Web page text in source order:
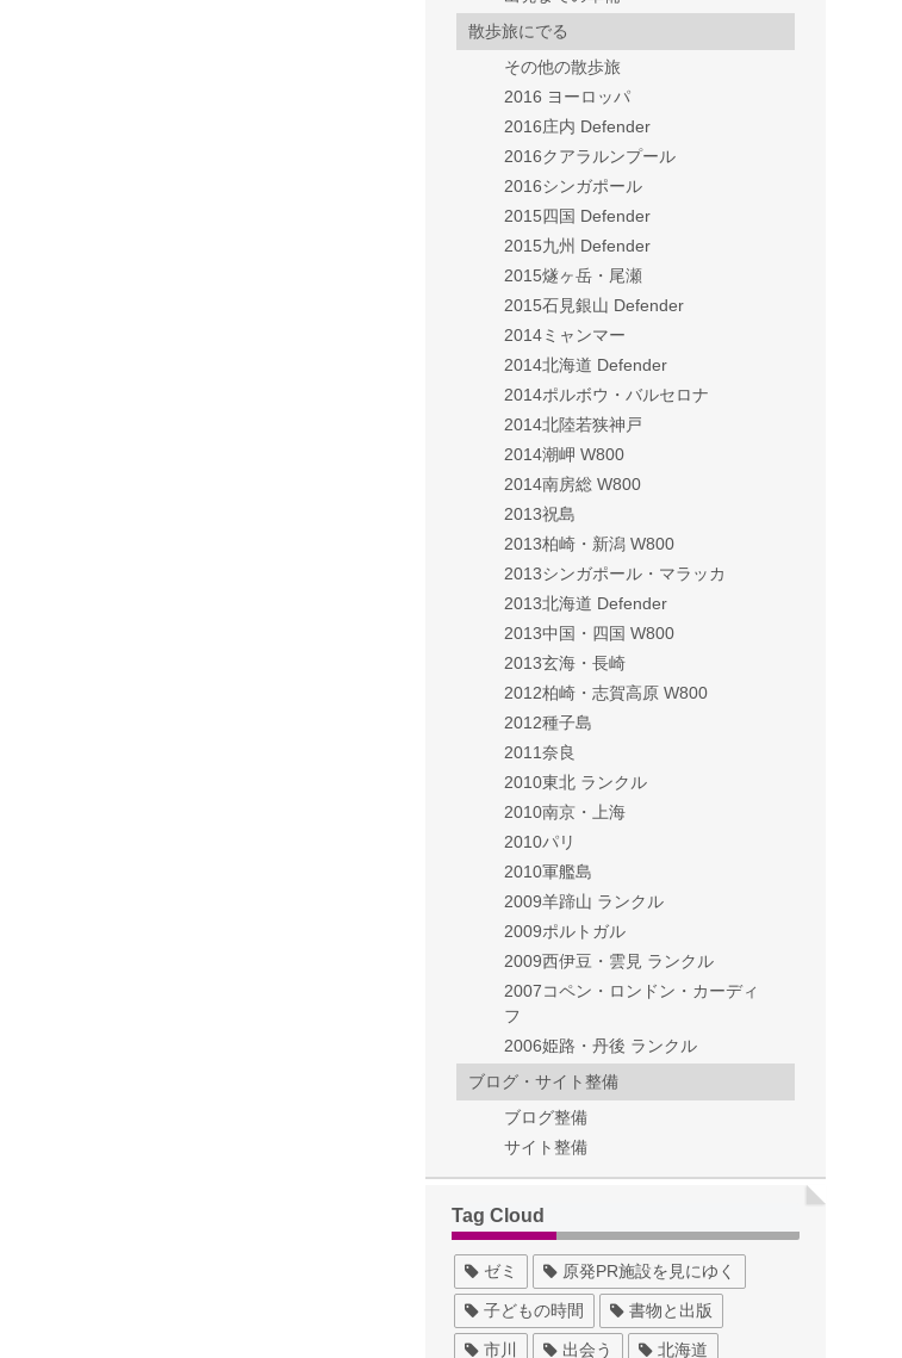
散歩旅にでる
その他の散歩旅
2016 ヨーロッパ
2016庄内 Defender
2016クアラルンプール
2016シンガポール
2015四国 Defender
2015九州 Defender
2015燧ヶ岳・尾瀬
2015石見銀山 Defender
2014ミャンマー
2014北海道 Defender
2014ポルボウ・バルセロナ
2014北陸若狭神戸
2014潮岬 W800
2014南房総 W800
2013祝島
2013柏崎・新潟 W800
2013シンガポール・マラッカ
2013北海道 Defender
2013中国・四国 W800
2013玄海・長崎
2012柏崎・志賀高原 W800
2012種子島
2011奈良
2010東北 ランクル
2010南京・上海
2010パリ
2010軍艦島
2009羊蹄山 ランクル
2009ポルトガル
2009西伊豆・雲見 ランクル
2007コペン・ロンドン・カーディ
フ
2006姫路・丹後 ランクル
ブログ・サイト整備
ブログ整備
サイト整備
Tag Cloud
ゼミ 原発PR施設を見にゆく
子どもの時間 書物と出版
市川 出会う 北海道